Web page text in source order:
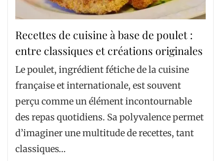
Recettes de cuisine à base de poulet :
entre classiques et créations originales
Le poulet, ingrédient fétiche de la cuisine
française et internationale, est souvent
perçu comme un élément incontournable
des repas quotidiens. Sa polyvalence permet
d’imaginer une multitude de recettes, tant
classiques…